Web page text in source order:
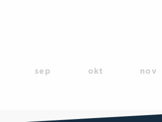
sep okt nov